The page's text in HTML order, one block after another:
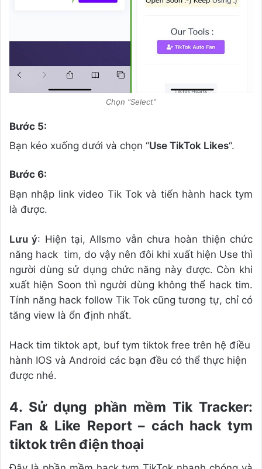
Chọn “Select”
Bước 5:
Bạn kéo xuống dưới và chọn “Use TikTok Likes“.
Bước 6:
Bạn nhập link video Tik Tok và tiến hành hack tym
là được.
Lưu ý: Hiện tại, Allsmo vẫn chưa hoàn thiện chức
năng hack tim, do vậy nên đôi khi xuất hiện Use thì
người dùng sử dụng chức năng này được. Còn khi
xuất hiện Soon thì người dùng không thể hack tim.
Tính năng hack follow Tik Tok cũng tương tự, chỉ có
tăng view là ổn định nhất.
Hack tim tiktok apt, buf tym tiktok free trên hệ điều
hành IOS và Android các bạn đều có thể thực hiện
được nhé.
4. Sử dụng phần mềm Tik Tracker:
Fan & Like Report – cách hack tym
tiktok trên điện thoại